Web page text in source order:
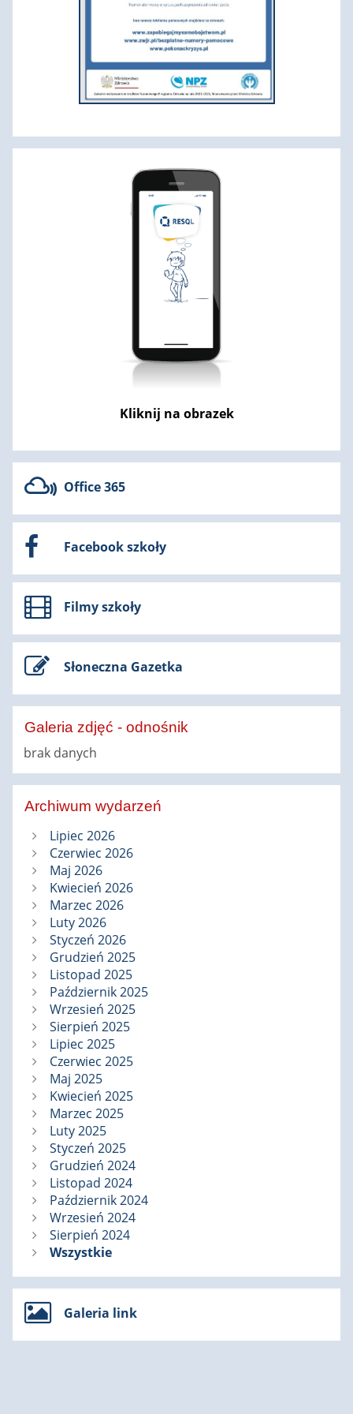
Kliknij na obrazek
Office 365
Facebook szkoły
Filmy szkoły
Słoneczna Gazetka
Galeria zdjęć - odnośnik
brak danych
Archiwum wydarzeń
Lipiec 2026
Czerwiec 2026
Maj 2026
Kwiecień 2026
Marzec 2026
Luty 2026
Styczeń 2026
Grudzień 2025
Listopad 2025
Październik 2025
Wrzesień 2025
Sierpień 2025
Lipiec 2025
Czerwiec 2025
Maj 2025
Kwiecień 2025
Marzec 2025
Luty 2025
Styczeń 2025
Grudzień 2024
Listopad 2024
Październik 2024
Wrzesień 2024
Sierpień 2024
Wszystkie
Galeria link